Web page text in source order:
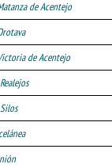
de Acentejo
de Acentejo